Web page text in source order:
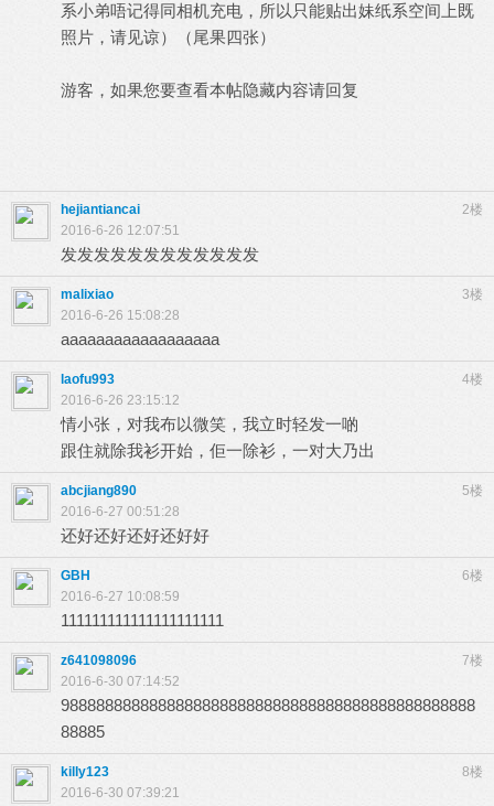
系小弟唔记得同相机充电，所以只能贴出妹纸系空间上既
照片，请见谅）（尾果四张）
游客，如果您要查看本帖隐藏内容请回复
2楼
hejiantiancai
2016-6-26 12:07:51
发发发发发发发发发发发发
3楼
malixiao
2016-6-26 15:08:28
aaaaaaaaaaaaaaaaaa
4楼
laofu993
2016-6-26 23:15:12
情小张，对我布以微笑，我立时轻发一啲
跟住就除我衫开始，佢一除衫，一对大乃出
5楼
abcjiang890
2016-6-27 00:51:28
还好还好还好还好好
6楼
GBH
2016-6-27 10:08:59
111111111111111111111
7楼
z641098096
2016-6-30 07:14:52
98888888888888888888888888888888888888888888888
88885
8楼
killy123
2016-6-30 07:39:21